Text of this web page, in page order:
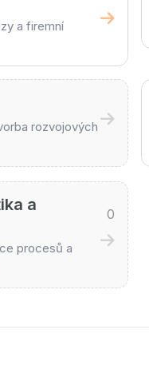
a firemní
rozvojových
a
0
procesů a